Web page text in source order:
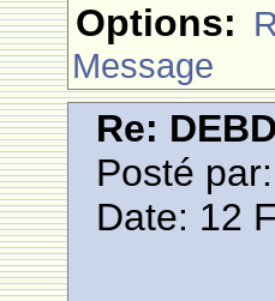
Options:
Message
Re:
Posté par:
Date: 12